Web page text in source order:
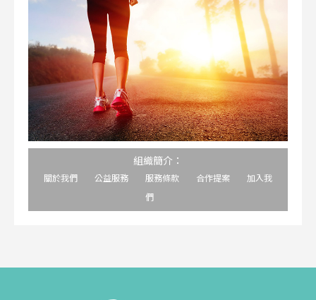
組織簡介：
關於我們 公益服務 服務條款 合作提案
加入我
們